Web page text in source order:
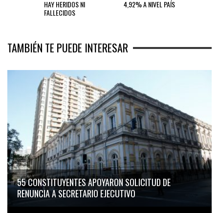
HAY HERIDOS NI
FALLECIDOS
4,92% A NIVEL PAÍS
TAMBIÉN TE PUEDE INTERESAR
55 CONSTITUYENTES APOYARON SOLICITUD DE
RENUNCIA A SECRETARIO EJECUTIVO